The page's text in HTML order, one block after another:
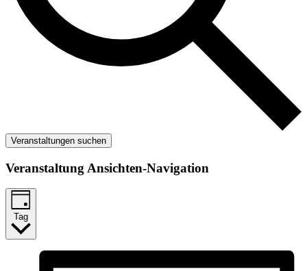
Veranstaltungen suchen
Veranstaltung Ansichten-Navigation
Tag